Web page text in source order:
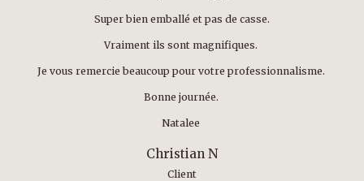
Super bien emballé et pas de casse.
Vraiment ils sont magnifiques.
Je vous remercie beaucoup pour votre professionnalisme.
Bonne journée.
Natalee
Christian N
Client